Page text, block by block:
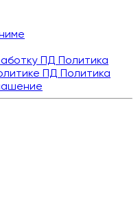
ПД Политика
ПД Политика